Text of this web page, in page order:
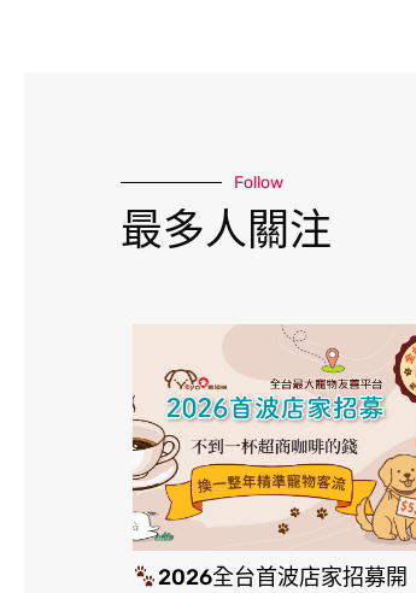
Follow
最多人關注
2026全台首波店家招募開